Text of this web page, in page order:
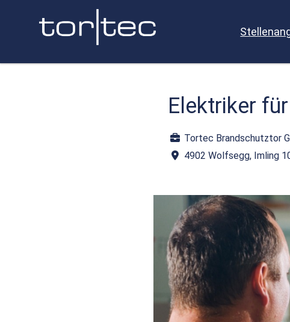
Elektriker
Tortec Brandschutztor
4902 Wolfsegg, Imling